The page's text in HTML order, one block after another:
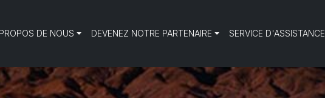
DE NOUS DEVENEZ NOTRE PARTENAIRE SERVICE D'ASSISTANCE